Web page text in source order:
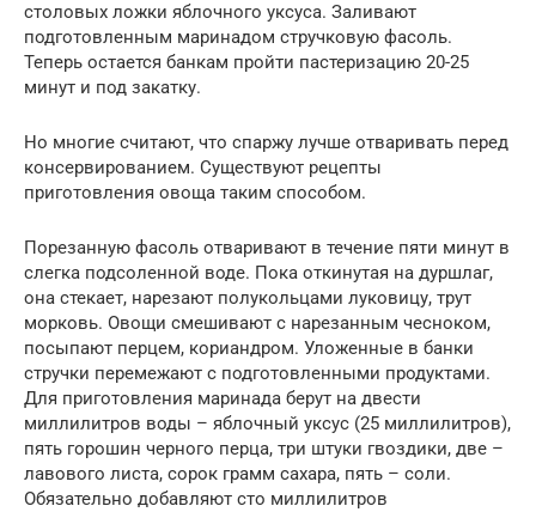
столовых ложки яблочного уксуса. Заливают
подготовленным маринадом стручковую фасоль.
Теперь остается банкам пройти пастеризацию 20-25
минут и под закатку.
Но многие считают, что спаржу лучше отваривать перед
консервированием. Существуют рецепты
приготовления овоща таким способом.
Порезанную фасоль отваривают в течение пяти минут в
слегка подсоленной воде. Пока откинутая на дуршлаг,
она стекает, нарезают полукольцами луковицу, трут
морковь. Овощи смешивают с нарезанным чесноком,
посыпают перцем, кориандром. Уложенные в банки
стручки перемежают с подготовленными продуктами.
Для приготовления маринада берут на двести
миллилитров воды – яблочный уксус (25 миллилитров),
пять горошин черного перца, три штуки гвоздики, две –
лавового листа, сорок грамм сахара, пять – соли.
Обязательно добавляют сто миллилитров